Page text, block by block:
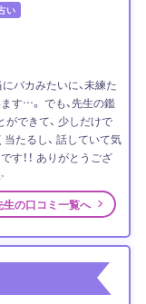
い
バカみたいに、未練た
す…。 でも、先生の鑑
ができて、 少しだけで
たるし、 話していて気
す！！ ありがとうござ
の口コミ一覧へ